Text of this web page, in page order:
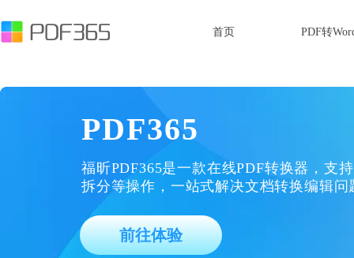
首页 PDF转
PDF365
福昕PDF365是一款在线PDF转换器，支
拆分等操作，一站式解决文档转换编辑问
前往体验